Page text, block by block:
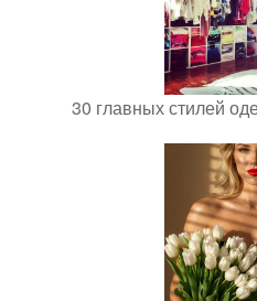
30 главных стилей